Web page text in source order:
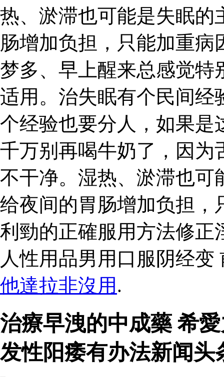
热、淤滞也可能是失眠的
肠增加负担，只能加重病
梦多、早上醒来总感觉特
适用。治失眠有个民间经
个经验也要分人，如果是
千万别再喝牛奶了，因为
不干净。湿热、淤滞也可
给夜间的胃肠增加负担
利勁的正確服用方法修正
人性用品男用口服阴经
他達拉非沒用 .
治療早洩的中成藥 希
发性阳痿有办法新闻头